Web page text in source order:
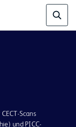
Scans
und PICC-